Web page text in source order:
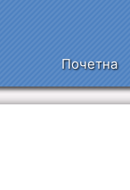
Почетна